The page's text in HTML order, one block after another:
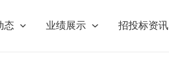
态 业绩展示 招投标资讯